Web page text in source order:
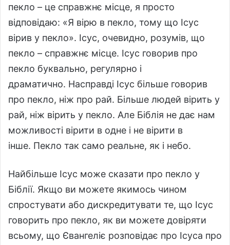
пекло – це справжнє місце, я просто
відповідаю: «Я вірю в пекло, тому що Ісус
вірив у пекло». Ісус, очевидно, розумів, що
пекло – справжнє місце. Ісус говорив про
пекло буквально, регулярно і
драматично. Насправді Ісус більше говорив
про пекло, ніж про рай. Більше людей вірить у
рай, ніж вірить у пекло. Але Біблія не дає нам
можливості вірити в одне і не вірити в
інше. Пекло так само реальне, як і небо.
Найбільше Ісус може сказати про пекло у
Біблії. Якщо ви можете якимось чином
спростувати або дискредитувати те, що Ісус
говорить про пекло, як ви можете довіряти
всьому, що Євангеліє розповідає про Ісуса про